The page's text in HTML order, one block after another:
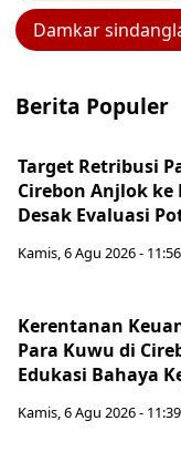
Damkar
Berita Populer
Target Retribusi
Cirebon Anjlok ke
Desak Evaluasi
Kamis, 6 Agu 2026 - 11:56
Kerentanan
Para Kuwu di
Edukasi Bahaya
Kamis, 6 Agu 2026 - 11:39